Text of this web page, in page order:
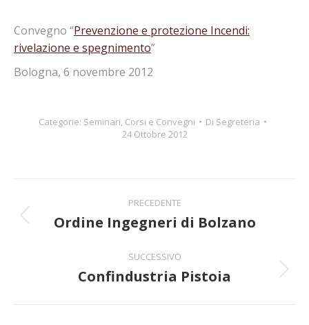
Convegno “Prevenzione e protezione Incendi:
rivelazione e spegnimento”
Bologna, 6 novembre 2012
Categorie: Seminari, Corsi e Convegni Di Segreteria
24 Ottobre 2012
tra
PRECEDENTE
Post
Ordine Ingegneri di Bolzano
SUCCESSIVO
Prossimo
Confindustria Pistoia